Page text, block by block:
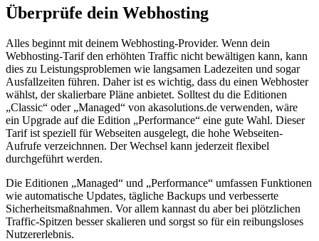
Überprüfe dein Webhosting
Alles beginnt mit deinem Webhosting-Provider. Wenn dein
Webhosting-Tarif den erhöhten Traffic nicht bewältigen kann, kann
dies zu Leistungsproblemen wie langsamen Ladezeiten und sogar
Ausfallzeiten führen. Daher ist es wichtig, dass du einen Webhoster
wählst, der skalierbare Pläne anbietet. Solltest du die Editionen
„Classic“ oder „Managed“ von akasolutions.de verwenden, wäre
ein Upgrade auf die Edition „Performance“ eine gute Wahl. Dieser
Tarif ist speziell für Webseiten ausgelegt, die hohe Webseiten-
Aufrufe verzeichnnen. Der Wechsel kann jederzeit flexibel
durchgeführt werden.
Die Editionen „Managed“ und „Performance“ umfassen Funktionen
wie automatische Updates, tägliche Backups und verbesserte
Sicherheitsmaßnahmen. Vor allem kannast du aber bei plötzlichen
Traffic-Spitzen besser skalieren und sorgst so für ein reibungsloses
Nutzererlebnis.